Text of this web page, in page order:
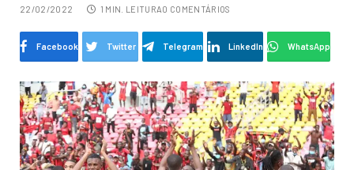
22/02/2022 1 MIN. LEITURA0 COMENTÁRIOS
Facebook Twitter Telegram LinkedIn WhatsApp